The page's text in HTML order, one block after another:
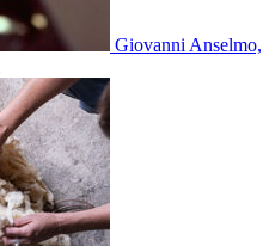
Giovanni Anselmo,